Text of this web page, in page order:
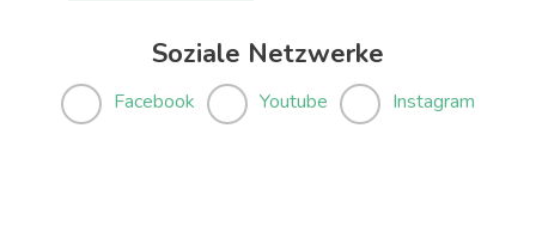
Soziale Netzwerke
Facebook Youtube Instagram